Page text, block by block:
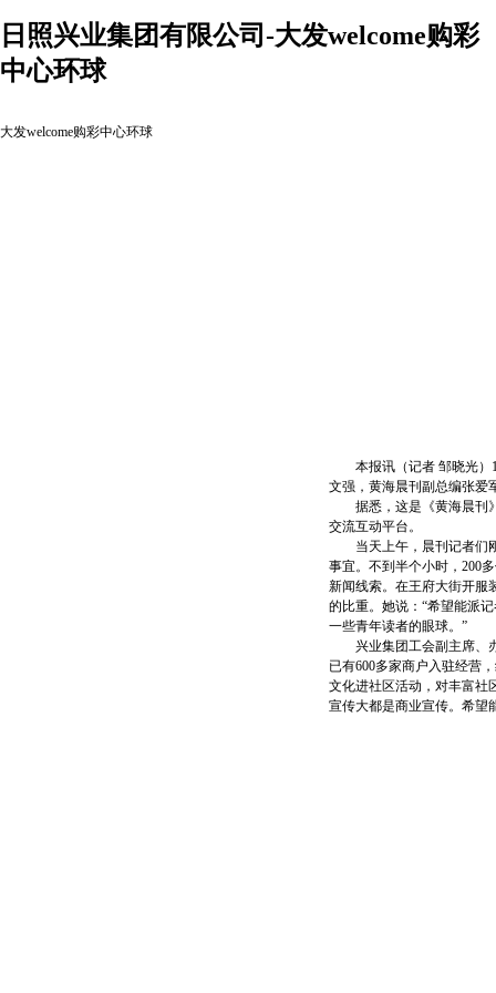
日照兴业集团有限公司-大发welcome购彩
中心环球
大发welcome购彩中心环球
本报讯（记者 邹晓光）11
文强，黄海晨刊副总编张爱
据悉，这是《黄海晨刊》
交流互动平台。
当天上午，晨刊记者们刚
事宜。不到半个小时，200
新闻线索。在王府大街开服
的比重。她说：“希望能派
一些青年读者的眼球。”
兴业集团工会副主席、办
已有600多家商户入驻经营
文化进社区活动，对丰富社
宣传大都是商业宣传。希望